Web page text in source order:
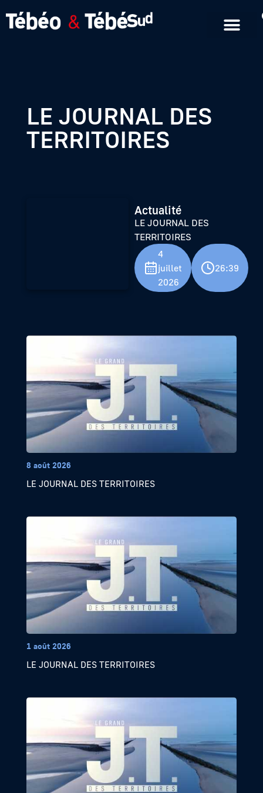
LE JOURNAL DES
TERRITOIRES
Actualité
LE JOURNAL DES
TERRITOIRES
4
juillet
2026
26:39
8 août 2026
LE JOURNAL DES TERRITOIRES
1 août 2026
LE JOURNAL DES TERRITOIRES